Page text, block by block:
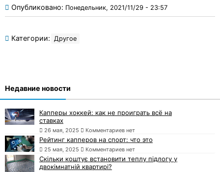
Опубликовано: Понедельник, 2021/11/29 - 23:57
Категории: Другое
Недавние новости
Капперы хоккей: как не проиграть всё на
ставках
26 мая, 2025 Комментариев нет
Рейтинг капперов на спорт: что это
25 мая, 2025 Комментариев нет
Скільки коштує встановити теплу підлогу у
двокімнатній квартирі?